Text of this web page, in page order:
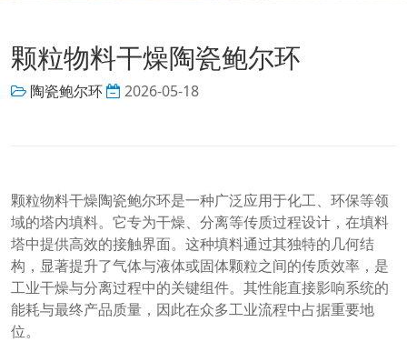
颗粒物料干燥陶瓷鲍尔环
陶瓷鲍尔环 2026-05-18
颗粒物料干燥陶瓷鲍尔环是一种广泛应用于化工、环保等领
域的塔内填料。它专为干燥、分离等传质过程设计，在填料
塔中提供高效的接触界面。这种填料通过其独特的几何结
构，显著提升了气体与液体或固体颗粒之间的传质效率，是
工业干燥与分离过程中的关键组件。其性能直接影响系统的
能耗与最终产品质量，因此在众多工业流程中占据重要地
位。